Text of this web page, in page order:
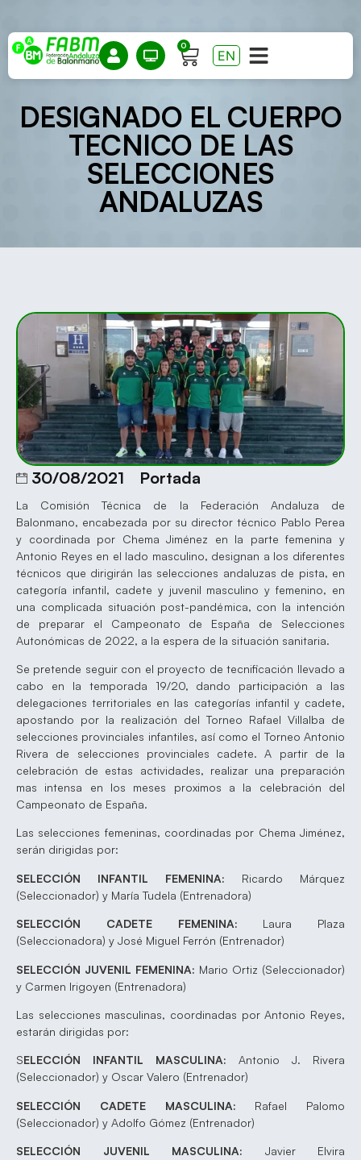
0
EN
DESIGNADO EL CUERPO
TECNICO DE LAS
SELECCIONES
ANDALUZAS
30/08/2021 Portada
La Comisión Técnica de la Federación Andaluza de
Balonmano, encabezada por su director técnico Pablo Perea
y coordinada por Chema Jiménez en la parte femenina y
Antonio Reyes en el lado masculino, designan a los diferentes
técnicos que dirigirán las selecciones andaluzas de pista, en
categoría infantil, cadete y juvenil masculino y femenino, en
una complicada situación post-pandémica, con la intención
de preparar el Campeonato de España de Selecciones
Autonómicas de 2022, a la espera de la situación sanitaria.
Se pretende seguir con el proyecto de tecnificación llevado a
cabo en la temporada 19/20, dando participación a las
delegaciones territoriales en las categorías infantil y cadete,
apostando por la realización del Torneo Rafael Villalba de
selecciones provinciales infantiles, así como el Torneo Antonio
Rivera de selecciones provinciales cadete. A partir de la
celebración de estas actividades, realizar una preparación
mas intensa en los meses proximos a la celebración del
Campeonato de España.
Las selecciones femeninas, coordinadas por Chema Jiménez,
serán dirigidas por:
SELECCIÓN INFANTIL FEMENINA: Ricardo Márquez
(Seleccionador) y María Tudela (Entrenadora)
SELECCIÓN CADETE FEMENINA: Laura Plaza
(Seleccionadora) y José Miguel Ferrón (Entrenador)
SELECCIÓN JUVENIL FEMENINA: Mario Ortiz (Seleccionador)
y Carmen Irigoyen (Entrenadora)
Las selecciones masculinas, coordinadas por Antonio Reyes,
estarán dirigidas por:
SELECCIÓN INFANTIL MASCULINA: Antonio J. Rivera
(Seleccionador) y Oscar Valero (Entrenador)
SELECCIÓN CADETE MASCULINA: Rafael Palomo
(Seleccionador) y Adolfo Gómez (Entrenador)
SELECCIÓN JUVENIL MASCULINA: Javier Elvira